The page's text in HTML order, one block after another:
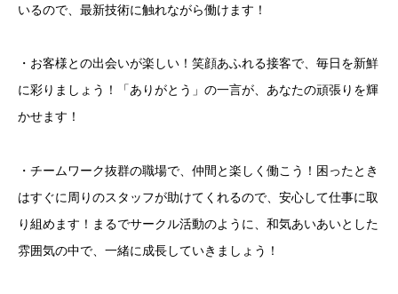
いるので、最新技術に触れながら働けます！
・お客様との出会いが楽しい！笑顔あふれる接客で、毎日を新鮮
に彩りましょう！「ありがとう」の一言が、あなたの頑張りを輝
かせます！
・チームワーク抜群の職場で、仲間と楽しく働こう！困ったとき
はすぐに周りのスタッフが助けてくれるので、安心して仕事に取
り組めます！まるでサークル活動のように、和気あいあいとした
雰囲気の中で、一緒に成長していきましょう！